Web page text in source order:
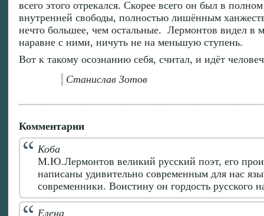
всего этого отрекался. Скорее всего он был в
внутренней свободы, полностью лишённым
нечто большее, чем остальные. Лермонтов видел в
наравне с ними, ничуть не на меньшую ступень.
Вот к такому осознанию себя, считал, и идёт
Станислав Зотов
Комментарии
Коба
М.Ю.Лермонтов великий русский поэт, его
написаны удивительно современным для нас
современники. Воистину он гордость русского
Елена